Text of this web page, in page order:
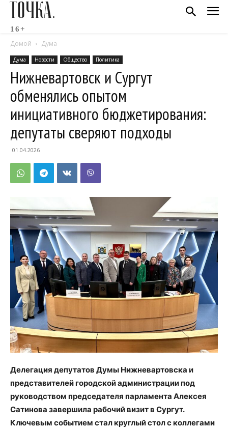
ТОЧКА.
16+
Домой Дума
Дума Новости Общество Политика
Нижневартовск и Сургут
обменялись опытом
инициативного бюджетирования:
депутаты сверяют подходы
01.04.2026
Делегация депутатов Думы Нижневартовска и
представителей городской администрации под
руководством председателя парламента Алексея
Сатинова завершила рабочий визит в Сургут.
Ключевым событием стал круглый стол с коллегами